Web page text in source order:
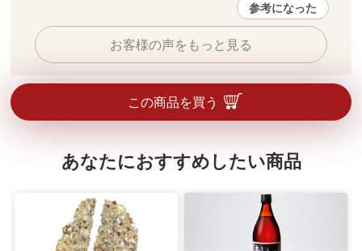
参考になった
お客様の声をもっと見る
この商品を買う
あなたにおすすめしたい商品